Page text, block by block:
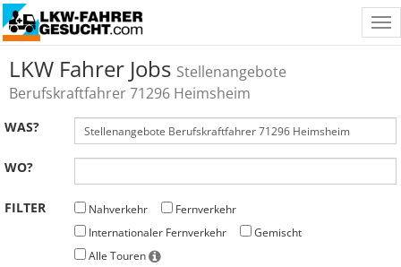
LKW Fahrer Jobs Stellenangebote
Berufskraftfahrer 71296 Heimsheim
WAS?
WO?
FILTER Nahverkehr
Fernverkehr
Internationaler Fernverkehr
Gemischt
Alle Touren